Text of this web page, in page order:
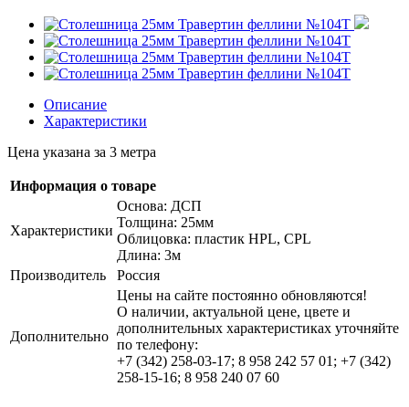
Описание
Характеристики
Цена указана за 3 метра
Информация о товаре
Характеристики
Основа: ДСП
Толщина: 25мм
Облицовка: пластик HPL, CPL
Длина: 3м
Производитель
Россия
Дополнительно
Цены на сайте постоянно обновляются!
О наличии, актуальной цене, цвете и
дополнительных характеристиках уточняйте
по телефону:
+7 (342) 258-03-17; 8 958 242 57 01; +7 (342)
258-15-16; 8 958 240 07 60